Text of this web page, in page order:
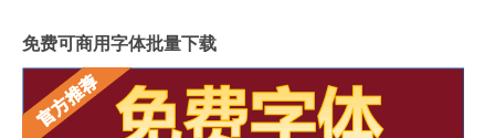
免费可商用字体批量下载